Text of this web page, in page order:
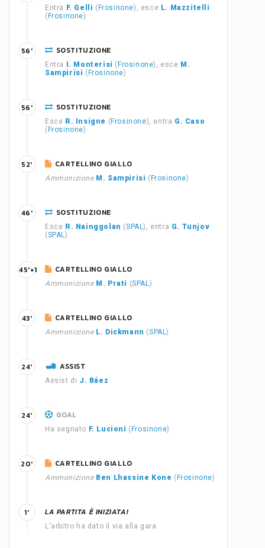
Entra F. Gelli ( Frosinone), esce L. Mazzitelli
( Frosinone)
SOSTITUZIONE
Entra I. Monterisi ( Frosinone), esce M.
Sampirisi ( Frosinone)
56'
SOSTITUZIONE
Esce R. Insigne ( Frosinone), entra G. Caso
( Frosinone)
56'
CARTELLINO GIALLO
Ammonizione M. Sampirisi ( Frosinone)
52'
SOSTITUZIONE
Esce R. Nainggolan (SPAL), entra G. Tunjov
(SPAL)
46'
CARTELLINO GIALLO
Ammonizione M. Prati (SPAL)
45'+1
CARTELLINO GIALLO
Ammonizione L. Dickmann (SPAL)
43'
ASSIST
Assist di J. Báez
24'
GOAL
Ha segnato F. Lucioni ( Frosinone)
24'
CARTELLINO GIALLO
Ammonizione Ben Lhassine Kone ( Frosinone)
20'
LA PARTITA È INIZIATA!
L'arbitro ha dato il via alla gara.
1'